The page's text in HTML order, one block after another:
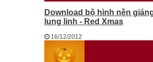
Download bộ hình nền
lung linh - Red Xmas
16/12/2012